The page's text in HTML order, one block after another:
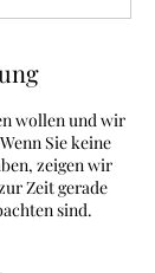
wollen und wir
Sie keine
zeigen wir
Zeit gerade
sind.